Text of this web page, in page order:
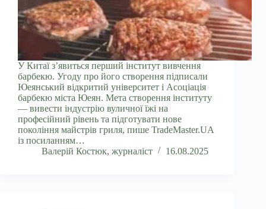
У Китаї з’явиться перший інститут вивчення
барбекю. Угоду про його створення підписали
Юеянський відкритий університет і Асоціація
барбекю міста Юеян. Мета створення інституту
— вивести індустрію вуличної їжі на
професійний рівень та підготувати нове
покоління майстрів гриля, пише TradeMaster.UA
із посиланням…
Валерій Костюк, журналіст
16.08.2025